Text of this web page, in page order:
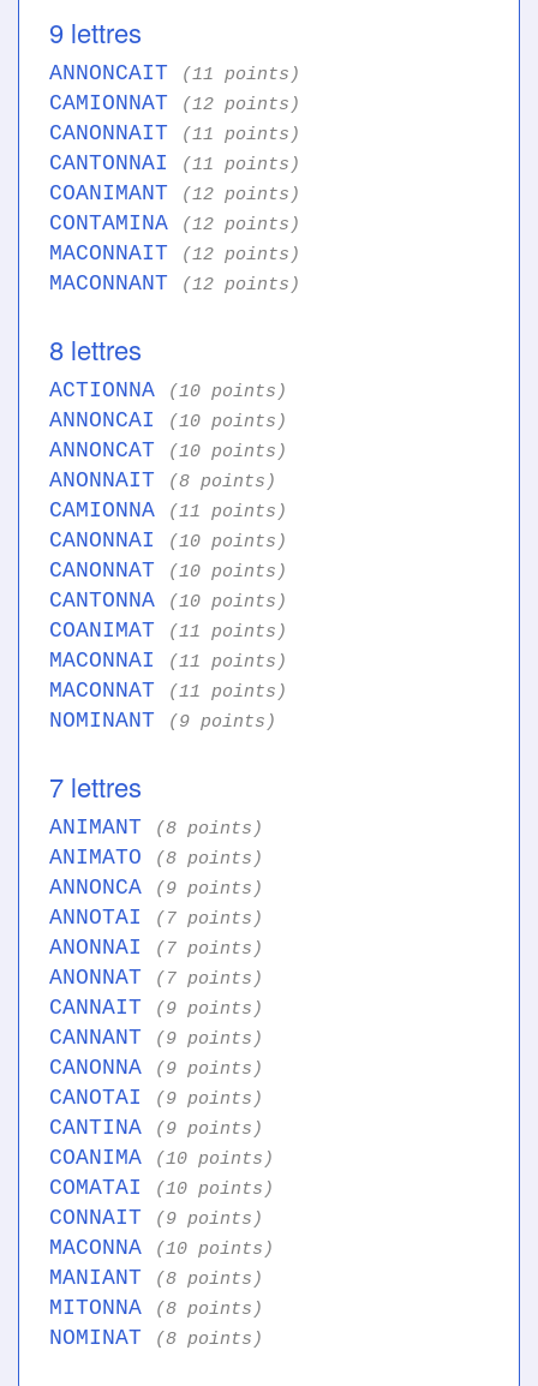
9 lettres
ANNONCAIT (11 points)
CAMIONNAT (12 points)
CANONNAIT (11 points)
CANTONNAI (11 points)
COANIMANT (12 points)
CONTAMINA (12 points)
MACONNAIT (12 points)
MACONNANT (12 points)
8 lettres
ACTIONNA (10 points)
ANNONCAI (10 points)
ANNONCAT (10 points)
ANONNAIT (8 points)
CAMIONNA (11 points)
CANONNAI (10 points)
CANONNAT (10 points)
CANTONNA (10 points)
COANIMAT (11 points)
MACONNAI (11 points)
MACONNAT (11 points)
NOMINANT (9 points)
7 lettres
ANIMANT (8 points)
ANIMATO (8 points)
ANNONCA (9 points)
ANNOTAI (7 points)
ANONNAI (7 points)
ANONNAT (7 points)
CANNAIT (9 points)
CANNANT (9 points)
CANONNA (9 points)
CANOTAI (9 points)
CANTINA (9 points)
COANIMA (10 points)
COMATAI (10 points)
CONNAIT (9 points)
MACONNA (10 points)
MANIANT (8 points)
MITONNA (8 points)
NOMINAT (8 points)